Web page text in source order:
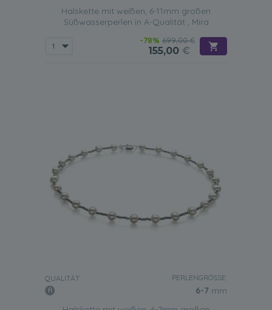
Halskette mit weißen, 6-11mm großen
Süßwasserperlen in A-Qualität , Mira
-78% 699,00 €
155,00 €
QUALITÄT: PERLENGRÖSSE:
6-7 mm